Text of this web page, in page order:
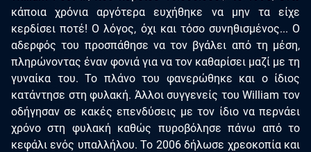
κάποια χρόνια αργότερα ευχήθηκε να μην τα είχε
κερδίσει ποτέ! Ο λόγος, όχι και τόσο συνηθισμένος... Ο
αδερφός του προσπάθησε να τον βγάλει από τη μέση,
πληρώνοντας έναν φονιά για να τον καθαρίσει μαζί με τη
γυναίκα του. Το πλάνο του φανερώθηκε και ο ίδιος
κατάντησε στη φυλακή. Άλλοι συγγενείς του William τον
οδήγησαν σε κακές επενδύσεις με τον ίδιο να περνάει
χρόνο στη φυλακή καθώς πυροβόλησε πάνω από το
κεφάλι ενός υπαλλήλου. Το 2006 δήλωσε χρεοκοπία και